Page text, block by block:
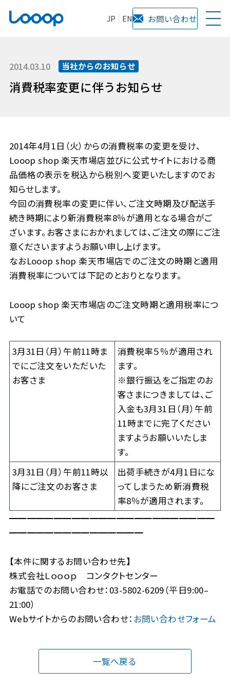
JP EN お問い合わせ
2014.03.10 当社からのお知らせ
消費税率変更に伴うお知らせ
2014年4月1日（火）からの消費税率の変更を受け、
Looop shop 楽天市場店並びに公式サイトにおける商
品価格の表示を税込から税別へ変更いたしますのでお
知らせします。
今回の消費税率の変更に伴い、ご注文時期及び配送手
続き時期により新消費税率8％が適用となる場合がご
ざいます。お客さまにおかれましては、ご注文の際にご注
意くださいますようお願い申し上げます。
なおLooop shop 楽天市場店でのご注文の時期と適用
消費税率については下記のとおりとなります。
Looop shop 楽天市場店のご注文時期と適用税率につ
いて
3月31日（月）午前11時ま
でにご注文をいただいた
お客さま
消費税率５％が適用され
ます。
※銀行振込をご指定のお
客さまにつきましては、ご
入金も3月31日（月）午前
11時までに完了ください
ますようお願いいたしま
す。
3月31日（月）午前11時以
降にご注文のお客さま
出荷手続きが4月1日にな
ってしまうため新消費税
率8％が適用されます。
━━━━━━━━━━━━━━━━━━━━━━━
━━━━━━━━━━━━━━━
【本件に関するお問い合わせ先】
株式会社Ｌｏｏｏｐ コンタクトセンター
お電話でのお問い合わせ：03-5802-6209（平日9:00–
21:00）
Webサイトからのお問い合わせ： お問い合わせフォーム
一覧へ戻る